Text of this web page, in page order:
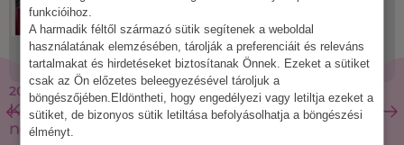
2019 december 20.
Kétszer megkerülhettük volna a Földet – Ilyen volt
nekünk 2019 számokban
funkcióihoz.
A harmadik féltől származó sütik segítenek a weboldal
használatának elemzésében, tárolják a preferenciáit és releváns
tartalmakat és hirdetéseket biztosítanak Önnek. Ezeket a sütiket
csak az Ön előzetes beleegyezésével tároljuk a
böngészőjében.Eldöntheti, hogy engedélyezi vagy letiltja ezeket a
sütiket, de bizonyos sütik letiltása befolyásolhatja a böngészési
élményt.